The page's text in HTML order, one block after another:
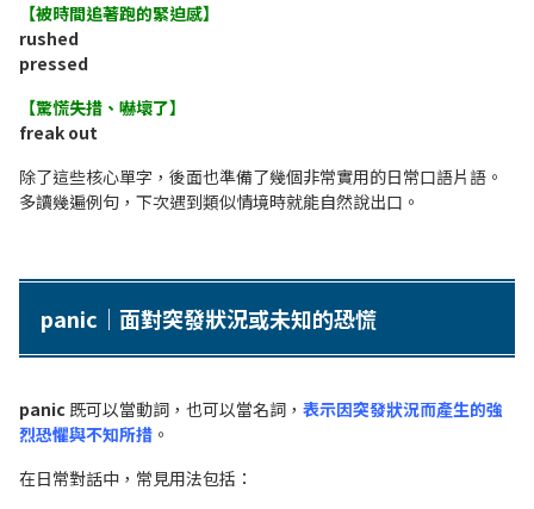
【被時間追著跑的緊迫感】
rushed
pressed
【驚慌失措、嚇壞了】
freak out
除了這些核心單字，後面也準備了幾個非常實用的日常口語片語。
多讀幾遍例句，下次遇到類似情境時就能自然說出口。
panic｜面對突發狀況或未知的恐慌
panic 既可以當動詞，也可以當名詞， 表示因突發狀況而產生的強
烈恐懼與不知所措 。
在日常對話中，常見用法包括：